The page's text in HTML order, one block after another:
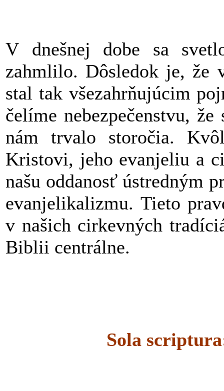
V dnešnej dobe sa
zahmlilo. Dôsledok je, že
stal tak všezahrňujúcim
čelíme nebezpečenstvu,
nám trvalo storočia.
Kristovi, jeho evanjeliu a
našu oddanosť ústredným
evanjelikalizmu. Tieto
v našich cirkevných
Biblii centrálne.
Sola